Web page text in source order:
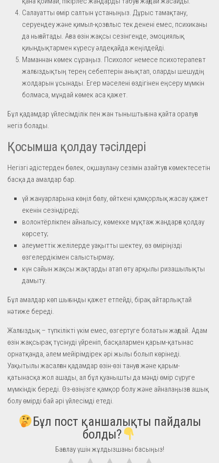
Салауатты өмір салтын ұстаныңыз. Дұрыс тамақтану,
серуендеу және қимыл-қозғалыс тек денені емес, психиканы
да нығайтады. Ағза өзін жақсы сезінгенде, эмоциялық
қиындықтармен күресу әлдеқайда жеңілдейді.
Маманнан көмек сұраңыз. Психолог немесе психотерапевт
жалғыздықтың терең себептерін анықтап, оларды шешудің
жолдарын ұсынады. Егер мәселені өздігінен еңсеру мүмкін
болмаса, мұндай көмек аса қажет.
Бұл қадамдар үйлесімділік пен жан тыныштығына қайта оралуға
негіз болады.
Қосымша қолдау тәсілдері
Негізгі әдістерден бөлек, оқшаулану сезімін азайтуға көмектесетін
басқа да амалдар бар.
үй жануарларына көңіл бөлу, өйткені қамқорлық жасау қажет
екенін сезіндіреді;
волонтёрлікпен айналысу, көмекке мұқтаж жандарға қолдау
көрсету;
әлеуметтік желілерде уақытты шектеу, өз өміріңізді
өзгелердікімен салыстырмау;
күн сайын жақсы жақтарды атап өту арқылы ризашылықты
дамыту.
Бұл амалдар көп шығынды қажет етпейді, бірақ айтарлықтай
нәтиже береді.
Жалғыздық – түпкілікті үкім емес, өзгертуге болатын жағдай. Адам
өзін жақсырақ түсінуді үйреніп, басқалармен қарым-қатынас
орнатқанда, әлем мейірімдірек әрі жылы болып көрінеді.
Уақытылы жасалған қадамдар өзін-өзі тануға және қарым-
қатынасқа жол ашады, ал бұл қуанышты да мәнді өмір сүруге
мүмкіндік береді. Өз-өзіңізге қамқор болу және айналаңызға ашық
болу өмірді бай әрі үйлесімді етеді.
Бұл пост қаншалықты пайдалы
болды?
Бағалау үшін жұлдызшаны басыңыз!